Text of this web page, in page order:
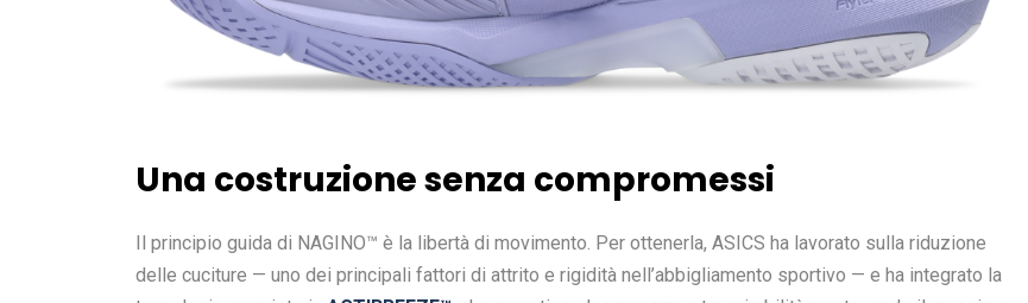
Una costruzione senza compromessi
Il principio guida di NAGINO™ è la libertà di movimento. Per ottenerla, ASICS ha lavorato sulla riduzione
delle cuciture — uno dei principali fattori di attrito e rigidità nell’abbigliamento sportivo — e ha integrato la